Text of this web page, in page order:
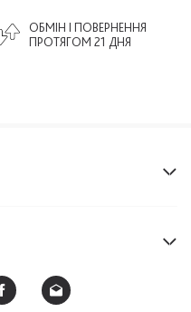
ОБМІН І ПОВЕРНЕННЯ
ПРОТЯГОМ 21 ДНЯ